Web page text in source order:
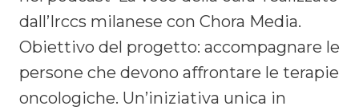
dall’Irccs milanese con Chora Media.
Obiettivo del progetto: accompagnare le
persone che devono affrontare le terapie
oncologiche. Un’iniziativa unica in